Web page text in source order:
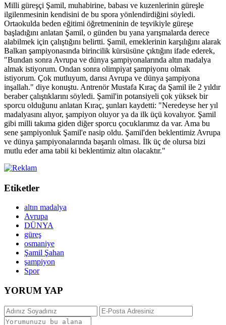
Milli güreşçi Şamil, muhabirine, babası ve kuzenlerinin güreşle
ilgilenmesinin kendisini de bu spora yönlendirdiğini söyledi.
Ortaokulda beden eğitimi öğretmeninin de teşvikiyle güreşe
başladığını anlatan Şamil, o günden bu yana yarışmalarda derece
alabilmek için çalıştığını belirtti. Şamil, emeklerinin karşılığını alarak
Balkan şampiyonasında birincilik kürsüsüne çıktığını ifade ederek,
"Bundan sonra Avrupa ve dünya şampiyonalarında altın madalya
almak istiyorum. Ondan sonra olimpiyat şampiyonu olmak
istiyorum. Çok mutluyum, darısı Avrupa ve dünya şampiyona
inşallah." diye konuştu. Antrenör Mustafa Kıraç da Şamil ile 2 yıldır
beraber çalıştıklarını söyledi. Şamil'in potansiyeli çok yüksek bir
sporcu olduğunu anlatan Kıraç, şunları kaydetti: "Neredeyse her yıl
madalyasını alıyor, şampiyon oluyor ya da ilk üçü kovalıyor. Şamil
gibi milli takıma giden diğer sporcu çocuklarımız da var. Ama bu
sene şampiyonluk Şamil'e nasip oldu. Şamil'den beklentimiz Avrupa
ve dünya şampiyonalarında başarılı olması. İlk üç de olursa bizi
mutlu eder ama tabii ki beklentimiz altın olacaktır."
Etiketler
altın madalya
Avrupa
DÜNYA
güreş
osmaniye
Şamil Şahan
şampiyon
Spor
YORUM YAP